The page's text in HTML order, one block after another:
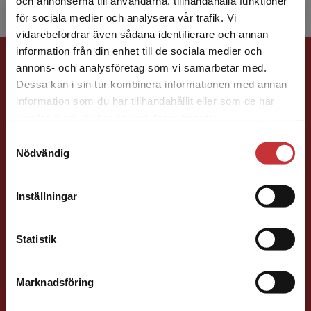
för sociala medier och analysera vår trafik. Vi
vidarebefordrar även sådana identifierare och annan
information från din enhet till de sociala medier och
annons- och analysföretag som vi samarbetar med.
Dessa kan i sin tur kombinera informationen med annan
information som du har tillhandahållit eller som de har
Nödvändig
Inställningar
Statistik
Marknadsföring
Begränsad fraktregion
Det verkar som att du besöker
studentlitteratur.se via en enhet utanför Sverige.
Vi erbjuder inte leveranser utanför Sverige. För
att kunna slutföra ett köp måste
Förlagskontakt
Samhällsvetenskap och humaniora, Språk